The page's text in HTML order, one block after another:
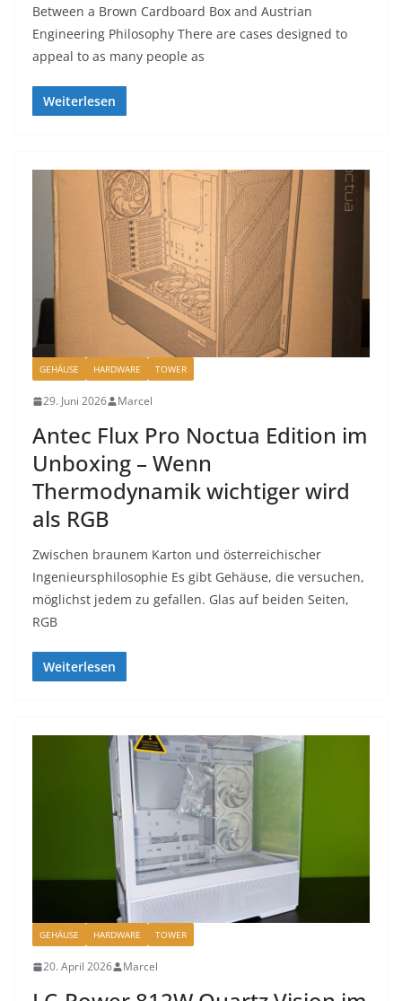
Between a Brown Cardboard Box and Austrian
Engineering Philosophy There are cases designed to
appeal to as many people as
Weiterlesen
GEHÄUSE HARDWARE TOWER
29. Juni 2026 Marcel
Antec Flux Pro Noctua Edition im
Unboxing – Wenn
Thermodynamik wichtiger wird
als RGB
Zwischen braunem Karton und österreichischer
Ingenieursphilosophie Es gibt Gehäuse, die versuchen,
möglichst jedem zu gefallen. Glas auf beiden Seiten,
RGB
Weiterlesen
GEHÄUSE HARDWARE TOWER
20. April 2026 Marcel